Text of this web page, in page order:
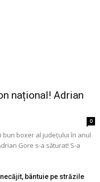
național! Adrian
0
bun boxer al județului în anul
Gore s-a săturat! S-a
bântuie pe străzile